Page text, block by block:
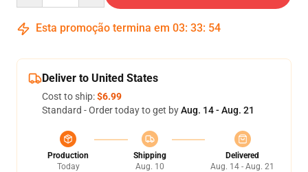
Esta promoção termina em 03: 33: 54
Deliver to United States
Cost to ship:$6.99
Standard - Order today to get byAug. 14 - Aug. 21
Production
Today
Shipping
Aug. 10
Delivered
Aug. 14 - Aug. 21